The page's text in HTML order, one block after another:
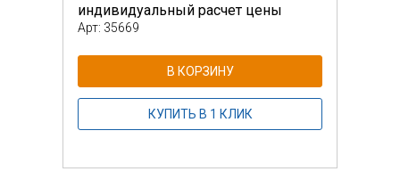
индивидуальный расчет цены
Арт: 35669
В КОРЗИНУ
КУПИТЬ В 1 КЛИК